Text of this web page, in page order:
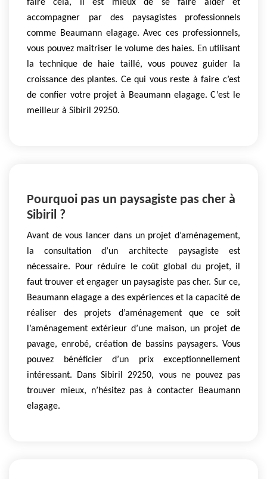
faire cela, il est mieux de se faire aider et
accompagner par des paysagistes professionnels
comme Beaumann elagage. Avec ces professionnels,
vous pouvez maitriser le volume des haies. En utilisant
la technique de haie taillé, vous pouvez guider la
croissance des plantes. Ce qui vous reste à faire c’est
de confier votre projet à Beaumann elagage. C’est le
meilleur à Sibiril 29250.
Pourquoi pas un paysagiste pas cher à
Sibiril ?
Avant de vous lancer dans un projet d’aménagement,
la consultation d’un architecte paysagiste est
nécessaire. Pour réduire le coût global du projet, il
faut trouver et engager un paysagiste pas cher. Sur ce,
Beaumann elagage a des expériences et la capacité de
réaliser des projets d’aménagement que ce soit
l’aménagement extérieur d’une maison, un projet de
pavage, enrobé, création de bassins paysagers. Vous
pouvez bénéficier d’un prix exceptionnellement
intéressant. Dans Sibiril 29250, vous ne pouvez pas
trouver mieux, n’hésitez pas à contacter Beaumann
elagage.